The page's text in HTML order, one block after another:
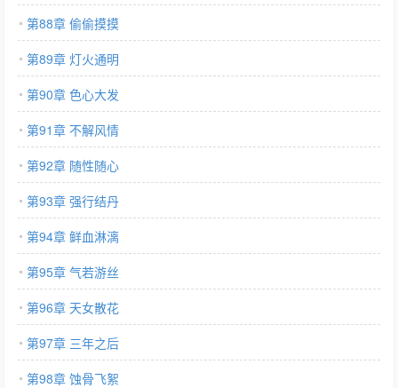
第88章 偷偷摸摸
第89章 灯火通明
第90章 色心大发
第91章 不解风情
第92章 随性随心
第93章 强行结丹
第94章 鲜血淋漓
第95章 气若游丝
第96章 天女散花
第97章 三年之后
第98章 蚀骨飞絮